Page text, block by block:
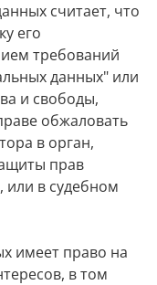
считает, что
его
требований
данных" или
и свободы,
обжаловать
в орган,
прав
или в судебном
имеет право на
в том